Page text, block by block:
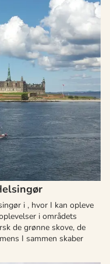
i , hvor I kan opleve
i områdets
de grønne skove, de
I sammen skaber